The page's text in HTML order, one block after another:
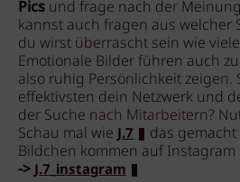
Pics und frage nach der
kannst auch fragen aus welcher
du wirst überrascht sein wie
Emotionale Bilder führen auch
also ruhig Persönlichkeit zeigen.
effektivsten dein Netzwerk und
der Suche nach Mitarbeitern?
Schau mal wieJ.7
das
Bildchen kommen auf
->J.7_instagram